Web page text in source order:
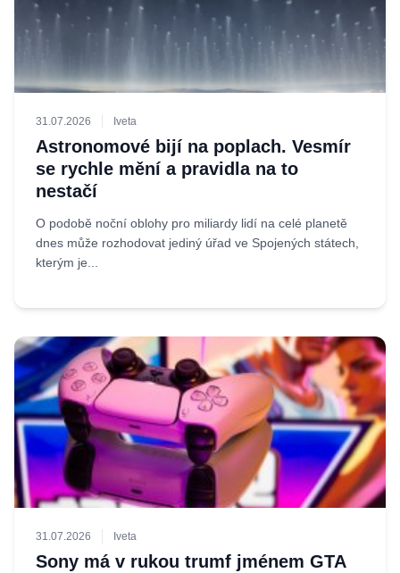
31.07.2026 Iveta
Astronomové bijí na poplach. Vesmír
se rychle mění a pravidla na to
nestačí
O podobě noční oblohy pro miliardy lidí na celé planetě
dnes může rozhodovat jediný úřad ve Spojených státech,
kterým je...
31.07.2026 Iveta
Sony má v rukou trumf jménem GTA